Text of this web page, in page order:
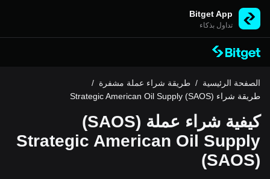
Bitget App
تداول بذكاء
الصفحة الرئيسية / طريقة شراء عملة مشفرة /
طريقة شراء (SAOS) Strategic American Oil Supply
كيفية شراء عملة (SAOS)
Strategic American Oil Supply
(SAOS)